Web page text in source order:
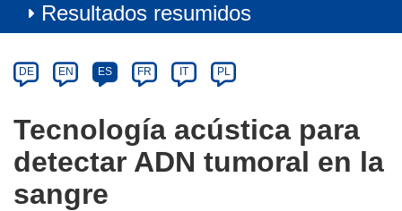
Resultados resumidos
Category
Article
available
the
following
languages:
DE EN ES FR IT PL
Tecnología acústica para
detectar ADN tumoral en la
sangre